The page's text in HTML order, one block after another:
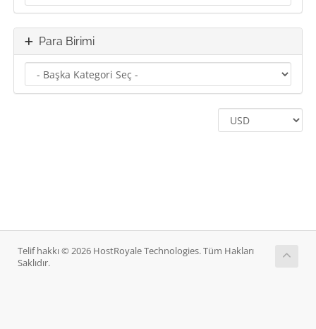
Para Birimi
Telif hakkı © 2026 HostRoyale Technologies. Tüm Hakları
Saklıdır.